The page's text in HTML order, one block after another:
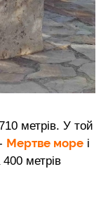
метрів. У той
Мертве море і
метрів